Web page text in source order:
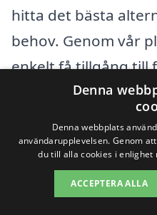
hitta det bästa
behov. Genom vår
enkelt få tillgång till
erbjuder luft luft
område, vilket gör
ta ett informerat
ditt val, ta hänsyn
initialkostnaden
Denna
Denna webbplats
användarupplevelsen. Genom
du till alla cookies i enlighet
ACCEPTERA ALLA